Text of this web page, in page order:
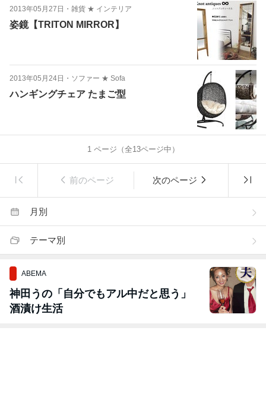
2013年05月27日 ・ 雑貨 ★ インテリア
姿鏡【TRITON MIRROR】
2013年05月24日 ・ ソファー ★ Sofa
ハンギングチェア たまご型
1ページ（全13ページ中）
前のページ 次のページ
月別
テーマ別
ABEMA
神田うの「自分でもアル中だと思う」
酒漬け生活